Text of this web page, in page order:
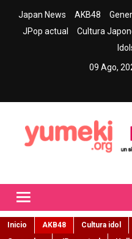
Japan News AKB48
JPop actual
Cultura
09 Ago,
Inicio AKB48 Cultura idol